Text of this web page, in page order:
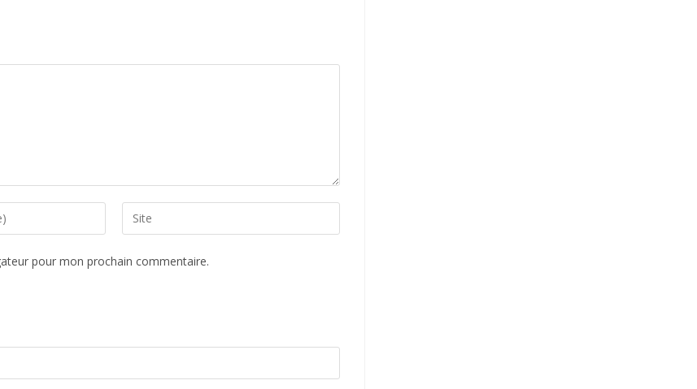
pour mon prochain commentaire.